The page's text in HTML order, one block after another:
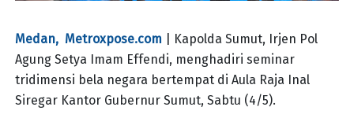
Medan, Metroxpose.com | Kapolda Sumut, Irjen Pol
Agung Setya Imam Effendi, menghadiri seminar
tridimensi bela negara bertempat di Aula Raja Inal
Siregar Kantor Gubernur Sumut, Sabtu (4/5).